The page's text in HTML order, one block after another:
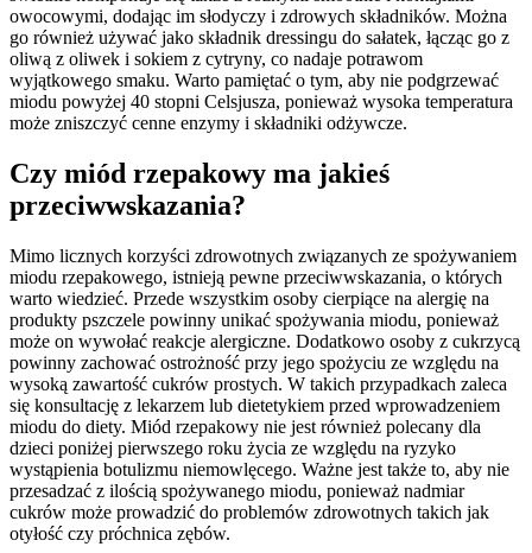
owocowymi, dodając im słodyczy i zdrowych składników. Można
go również używać jako składnik dressingu do sałatek, łącząc go z
oliwą z oliwek i sokiem z cytryny, co nadaje potrawom
wyjątkowego smaku. Warto pamiętać o tym, aby nie podgrzewać
miodu powyżej 40 stopni Celsjusza, ponieważ wysoka temperatura
może zniszczyć cenne enzymy i składniki odżywcze.
Czy miód rzepakowy ma jakieś
przeciwwskazania?
Mimo licznych korzyści zdrowotnych związanych ze spożywaniem
miodu rzepakowego, istnieją pewne przeciwwskazania, o których
warto wiedzieć. Przede wszystkim osoby cierpiące na alergię na
produkty pszczele powinny unikać spożywania miodu, ponieważ
może on wywołać reakcje alergiczne. Dodatkowo osoby z cukrzycą
powinny zachować ostrożność przy jego spożyciu ze względu na
wysoką zawartość cukrów prostych. W takich przypadkach zaleca
się konsultację z lekarzem lub dietetykiem przed wprowadzeniem
miodu do diety. Miód rzepakowy nie jest również polecany dla
dzieci poniżej pierwszego roku życia ze względu na ryzyko
wystąpienia botulizmu niemowlęcego. Ważne jest także to, aby nie
przesadzać z ilością spożywanego miodu, ponieważ nadmiar
cukrów może prowadzić do problemów zdrowotnych takich jak
otyłość czy próchnica zębów.